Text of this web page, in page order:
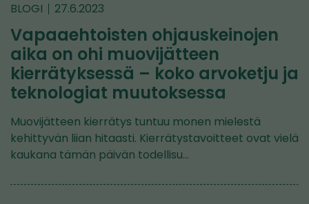
BLOGI 27.6.2023
Vapaaehtoisten ohjauskeinojen
aika on ohi muovijätteen
kierrätyksessä – koko arvoketju ja
teknologiat muutoksessa
Muovijätteen kierrätys tuntuu monen mielestä
kehittyvän liian hitaasti. Kierrätystavoitteet ovat vielä
kaukana tämän päivän todellisu…